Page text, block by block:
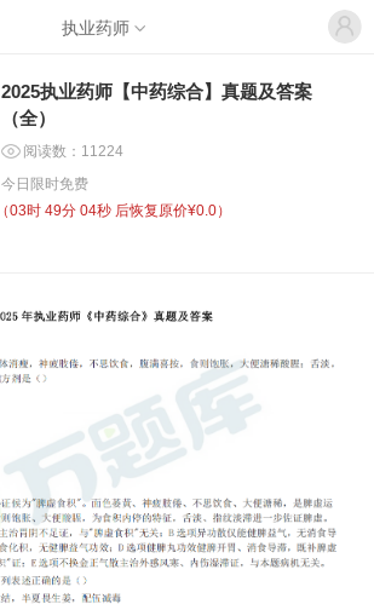
执业药师
2025执业药师【中药综合】真题及答案
（全）
阅读数：11224
今日限时免费
（03时 49分 04秒 后恢复原价¥0.0）